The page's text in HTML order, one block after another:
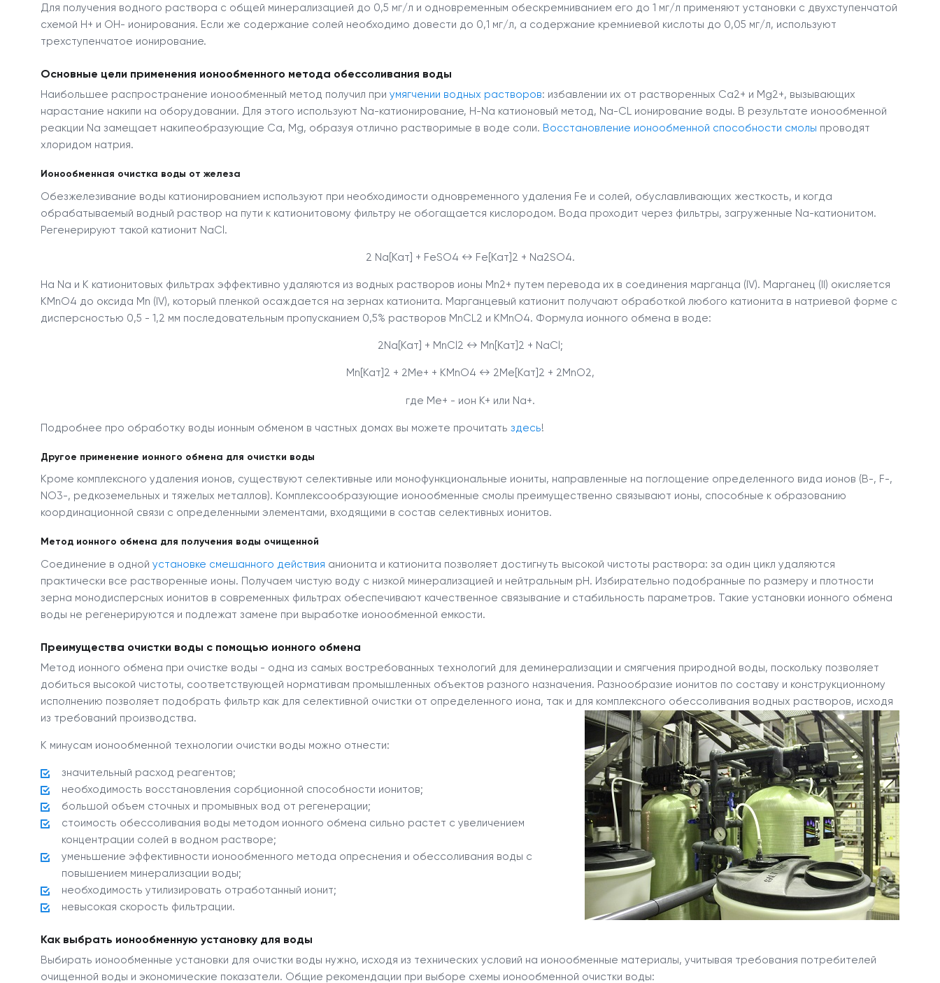
Для получения водного раствора с общей минерализацией до 0,5 мг/л и одновременным обескремниванием его до 1 мг/л применяют установки с двухступенчатой
схемой Н + и ОН - ионирования. Если же содержание солей необходимо довести до 0,1 мг/л, а содержание кремниевой кислоты до 0,05 мг/л, используют
трехступенчатое ионирование.
Основные цели применения ионообменного метода обессоливания воды
Наибольшее распространение ионообменный метод получил при умягчении водных растворов: избавлении их от растворенных Сa2+ и Mg2+, вызывающих
нарастание накипи на оборудовании. Для этого используют Na-катионирование, H-Na катионовый метод, Na-CL ионирование воды. В результате ионообменной
реакции Na замещает накипеобразующие Ca, Mg, образуя отлично растворимые в воде соли. Восстановление ионообменной способности смолы проводят
хлоридом натрия.
Ионообменная очистка воды от железа
Обезжелезивание воды катионированием используют при необходимости одновременного удаления Fe и солей, обуславливающих жесткость, и когда
обрабатываемый водный раствор на пути к катионитовому фильтру не обогащается кислородом. Вода проходит через фильтры, загруженные Na-катионитом.
Регенерируют такой катионит NaCl.
2 Na[Кат] + FeSO4 ↔ Fe[Кат] 2 + Na2SO4.
На Na и K катионитовых фильтрах эффективно удаляются из водных растворов ионы Mn2+ путем перевода их в соединения марганца (IV). Mарганец (II) окисляется
KMnO4 до оксида Mn (IV), который пленкой осаждается на зернах катионита. Марганцевый катионит получают обработкой любого катионита в натриевой форме с
дисперсностью 0,5 - 1,2 мм последовательным пропусканием 0,5% растворов MnCL2 и KMnO4. Формула ионного обмена в воде:
2Na[Кат] + MnCl 2 ↔ Mn[Кат] 2 + NaCl;
Mn[Кат] 2 + 2Me+ + KMnO4 ↔ 2Me[Кат] 2 + 2MnO2,
где Ме+ - ион К+ или Na+.
Подробнее про обработку воды ионным обменом в частных домах вы можете прочитать здесь!
Другое применение ионного обмена для очистки воды
Кроме комплексного удаления ионов, существуют селективные или монофункциональные иониты, направленные на поглощение определенного вида ионов (B-, F-,
NO3-, редкоземельных и тяжелых металлов). Комплексообразующие ионообменные смолы преимущественно связывают ионы, способные к образованию
координационной связи с определенными элементами, входящими в состав селективных ионитов.
Метод ионного обмена для получения воды очищенной
Соединение в одной установке смешанного действия анионита и катионита позволяет достигнуть высокой чистоты раствора: за один цикл удаляются
практически все растворенные ионы. Получаем чистую воду с низкой минерализацией и нейтральным рН. Избирательно подобранные по размеру и плотности
зерна монодисперсных ионитов в современных фильтрах обеспечивают качественное связывание и стабильность параметров. Такие установки ионного обмена
воды не регенерируются и подлежат замене при выработке ионообменной емкости.
Преимущества очистки воды с помощью ионного обмена
Метод ионного обмена при очистке воды - одна из самых востребованных технологий для деминерализации и смягчения природной воды, поскольку позволяет
добиться высокой чистоты, соответствующей нормативам промышленных объектов разного назначения. Разнообразие ионитов по составу и конструкционному
исполнению позволяет подобрать фильтр как для селективной очистки от определенного иона, так и для комплексного обессоливания водных растворов, исходя
из требований производства.
К минусам ионообменной технологии очистки воды можно отнести:
значительный расход реагентов;
необходимость восстановления сорбционной способности ионитов;
большой объем сточных и промывных вод от регенерации;
стоимость обессоливания воды методом ионного обмена сильно растет с увеличением
концентрации солей в водном растворе;
уменьшение эффективности ионообменного метода опреснения и обессоливания воды с
повышением минерализации воды;
необходимость утилизировать отработанный ионит;
невысокая скорость фильтрации.
Как выбрать ионообменную установку для воды
Выбирать ионообменные установки для очистки воды нужно, исходя из технических условий на ионообменные материалы, учитывая требования потребителей
очищенной воды и экономические показатели. Общие рекомендации при выборе схемы ионообменной очистки воды: